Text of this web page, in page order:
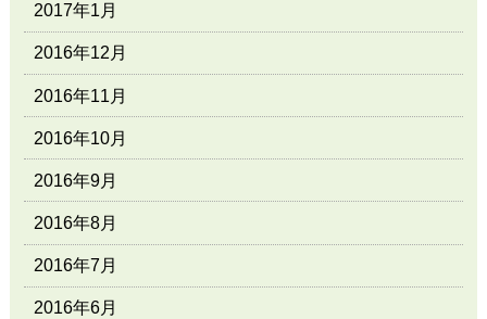
2017年1月
2016年12月
2016年11月
2016年10月
2016年9月
2016年8月
2016年7月
2016年6月